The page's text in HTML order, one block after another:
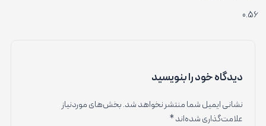
دیدگاه‌ خود را بنویسید
نشانی ایمیل شما منتشر نخواهد شد.بخش‌های موردنیاز
علامت‌گذاری شده‌اند*